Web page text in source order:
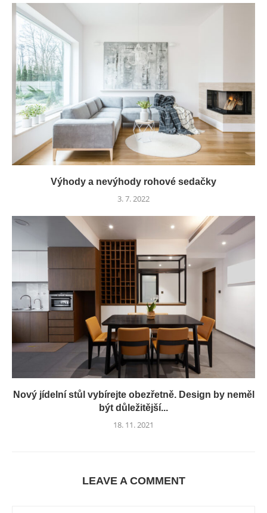
Výhody a nevýhody rohové sedačky
3. 7. 2022
Nový jídelní stůl vybírejte obezřetně. Design by neměl
být důležitější...
18. 11. 2021
LEAVE A COMMENT